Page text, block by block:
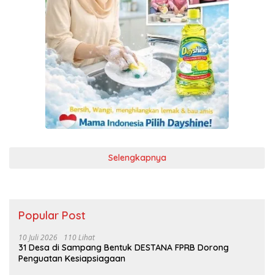
Selengkapnya
Popular Post
10 Juli 2026 110 Lihat
31 Desa di Sampang Bentuk DESTANA FPRB Dorong
Penguatan Kesiapsiagaan